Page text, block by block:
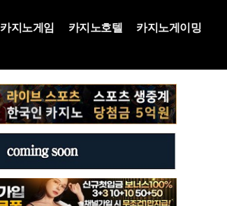
카지노게임 카지노호텔
카지노게이밍